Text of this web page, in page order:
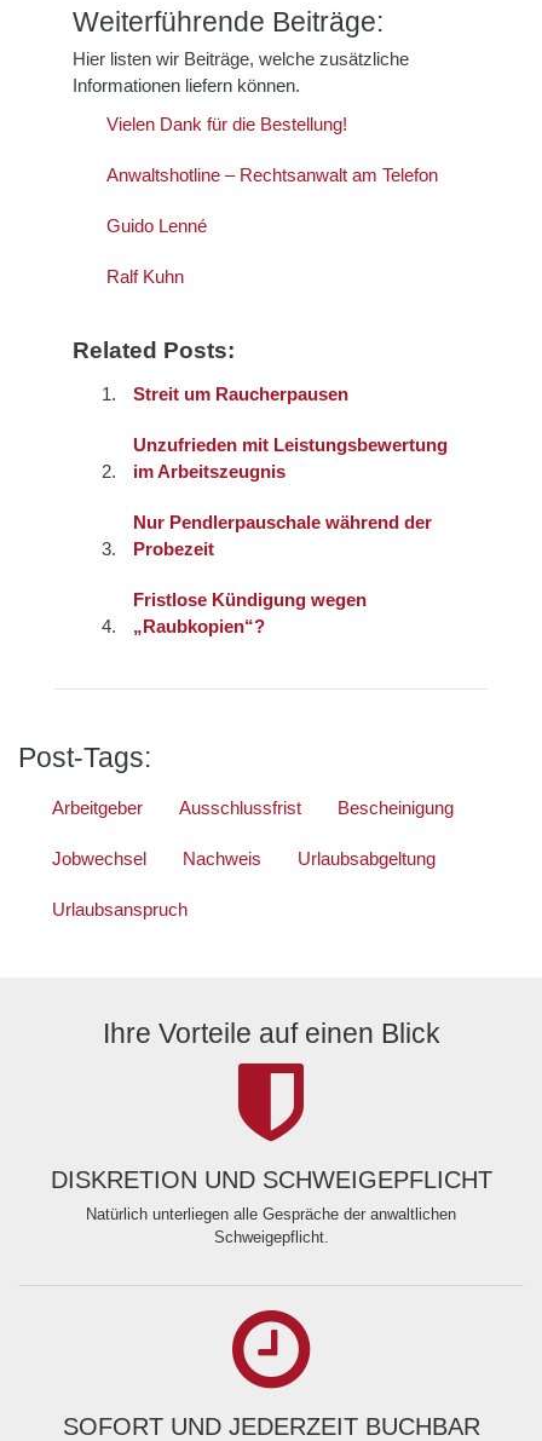
Weiterführende Beiträge:
Hier listen wir Beiträge, welche zusätzliche
Informationen liefern können.
Vielen Dank für die Bestellung!
Anwaltshotline – Rechtsanwalt am Telefon
Guido Lenné
Ralf Kuhn
Related Posts:
Streit um Raucherpausen
Unzufrieden mit Leistungsbewertung
im Arbeitszeugnis
Nur Pendlerpauschale während der
Probezeit
Fristlose Kündigung wegen
„Raubkopien“?
Post-Tags:
Arbeitgeber Ausschlussfrist Bescheinigung
Jobwechsel Nachweis Urlaubsabgeltung
Urlaubsanspruch
Ihre Vorteile auf einen Blick
DISKRETION UND SCHWEIGEPFLICHT
Natürlich unterliegen alle Gespräche der anwaltlichen
Schweigepflicht.
SOFORT UND JEDERZEIT BUCHBAR